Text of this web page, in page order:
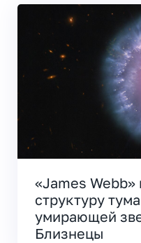
«James Webb»
структуру
умирающей
Близнецы